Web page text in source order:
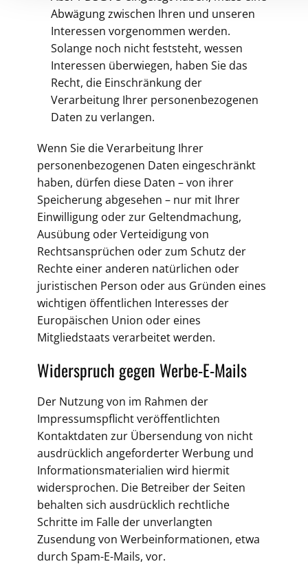
Abwägung zwischen Ihren und unseren
Interessen vorgenommen werden.
Solange noch nicht feststeht, wessen
Interessen überwiegen, haben Sie das
Recht, die Einschränkung der
Verarbeitung Ihrer personenbezogenen
Daten zu verlangen.
Wenn Sie die Verarbeitung Ihrer
personenbezogenen Daten eingeschränkt
haben, dürfen diese Daten – von ihrer
Speicherung abgesehen – nur mit Ihrer
Einwilligung oder zur Geltendmachung,
Ausübung oder Verteidigung von
Rechtsansprüchen oder zum Schutz der
Rechte einer anderen natürlichen oder
juristischen Person oder aus Gründen eines
wichtigen öffentlichen Interesses der
Europäischen Union oder eines
Mitgliedstaats verarbeitet werden.
Widerspruch gegen Werbe-E-Mails
Der Nutzung von im Rahmen der
Impressumspflicht veröffentlichten
Kontaktdaten zur Übersendung von nicht
ausdrücklich angeforderter Werbung und
Informationsmaterialien wird hiermit
widersprochen. Die Betreiber der Seiten
behalten sich ausdrücklich rechtliche
Schritte im Falle der unverlangten
Zusendung von Werbeinformationen, etwa
durch Spam-E-Mails, vor.